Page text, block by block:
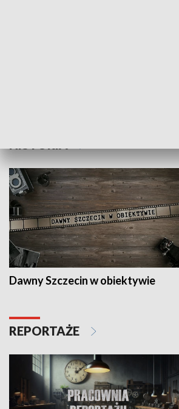
Dawny Szczecin w obiektywie
REPORTAŻE